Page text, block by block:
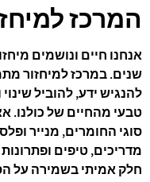
המרכז
אנחנו חיים ונושמים
שנים. במרכז למיחזור
להנגיש ידע, להוביל
טבעי מהחיים של כולנו.
סוגי החומרים, מנייר
מדריכים, טיפים
חלק אמיתי בשמירה על